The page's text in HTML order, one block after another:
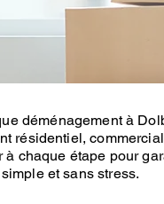
déménagementà
résidentiel,
chaque étape pour
et sans stress.